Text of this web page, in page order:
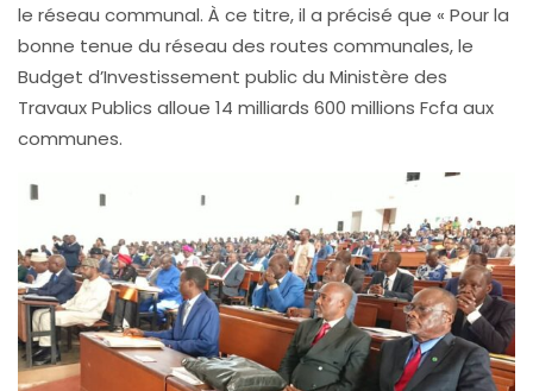
le réseau communal. À ce titre, il a précisé que « Pour la
bonne tenue du réseau des routes communales, le
Budget d’Investissement public du Ministère des
Travaux Publics alloue 14 milliards 600 millions Fcfa aux
communes.